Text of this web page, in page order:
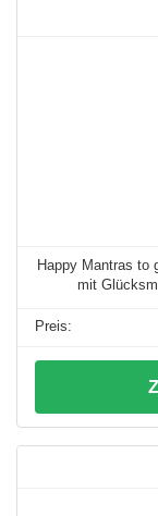
Happy Mantras to
mit